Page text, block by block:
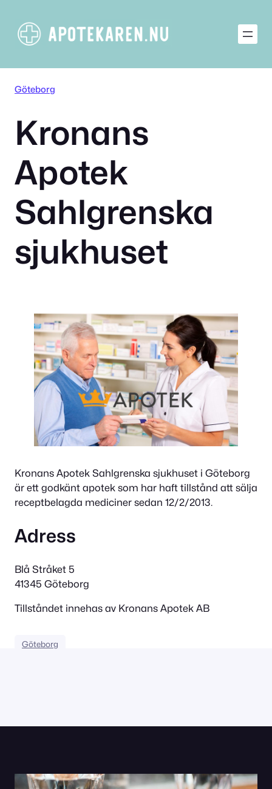
innehåll
Göteborg
Kronans
Apotek
Sahlgrenska
sjukhuset
Kronans Apotek Sahlgrenska sjukhuset i Göteborg
är ett godkänt apotek som har haft tillstånd att sälja
receptbelagda mediciner sedan 12/2/2013.
Adress
Blå Stråket 5
41345 Göteborg
Tillståndet innehas av Kronans Apotek AB
Göteborg